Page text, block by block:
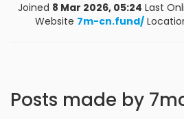
Joined 8 Mar 2026, 05:24 Last
Website 7m-cn.fund/
Posts made by